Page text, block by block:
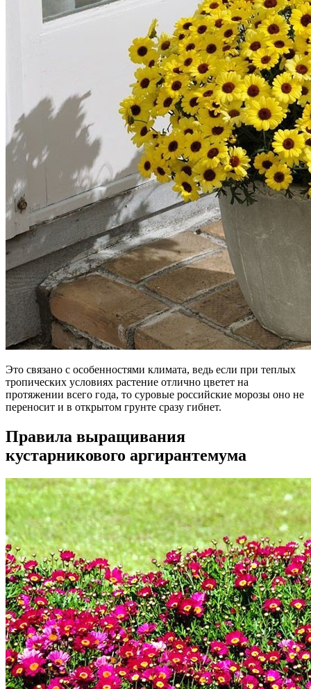
Это связано с особенностями климата, ведь если при теплых
тропических условиях растение отлично цветет на
протяжении всего года, то суровые российские морозы оно не
переносит и в открытом грунте сразу гибнет.
Правила выращивания
кустарникового аргирантемума